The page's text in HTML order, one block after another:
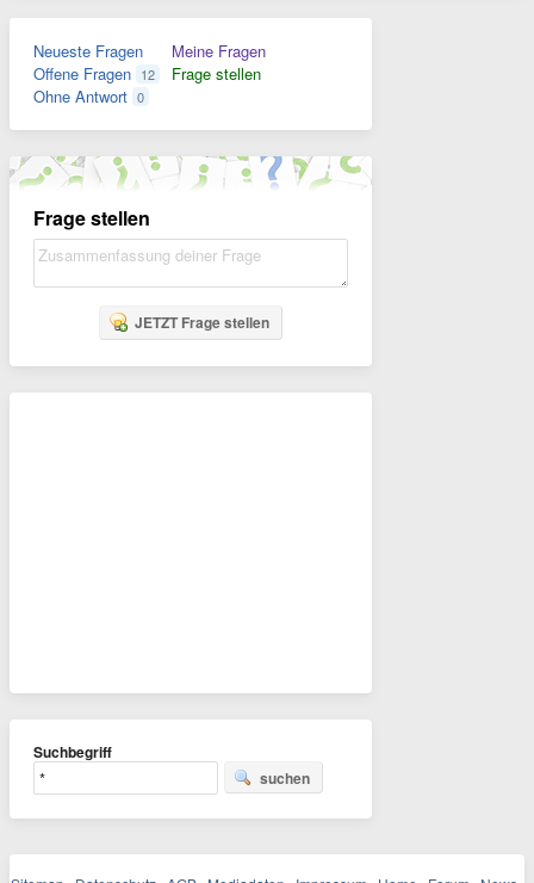
Neueste Fragen
Offene Fragen 12
Ohne Antwort 0
Meine Fragen
Frage stellen
Frage stellen
JETZT Frage stellen
Suchbegriff
suchen